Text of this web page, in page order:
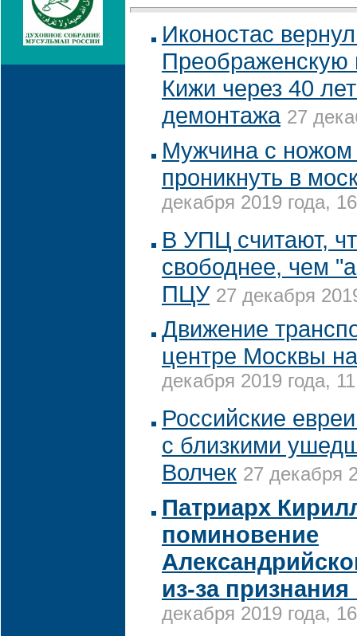
Иконостас
Преображенскую
Кижи через 40
демонтажа 27
Мужчина с ножом
проникнуть в
декабря 2019 года,
В УПЦ считают,
свободнее, чем
ПЦУ 27 декабря
Движение
центре Москвы
декабря 2019 года,
Российские
с близкими
Волчек 27 декабря
Патриарх
поминовение
из-за
декабря 2019 года,